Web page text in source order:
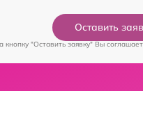
Оставить
кнопку "Оставить заявку" Вы